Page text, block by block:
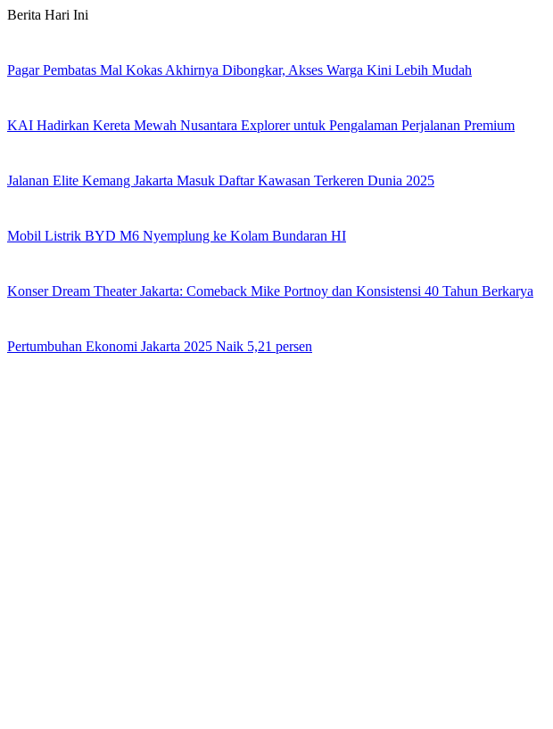
Skip
Berita Hari Ini
Pagar Pembatas Mal Kokas Akhirnya Dibongkar, Akses Warga Kini Lebih Mudah
KAI Hadirkan Kereta Mewah Nusantara Explorer untuk Pengalaman Perjalanan Premium
Jalanan Elite Kemang Jakarta Masuk Daftar Kawasan Terkeren Dunia 2025
Mobil Listrik BYD M6 Nyemplung ke Kolam Bundaran HI
Konser Dream Theater Jakarta: Comeback Mike Portnoy dan Konsistensi 40 Tahun Berkarya
Pertumbuhan Ekonomi Jakarta 2025 Naik 5,21 persen